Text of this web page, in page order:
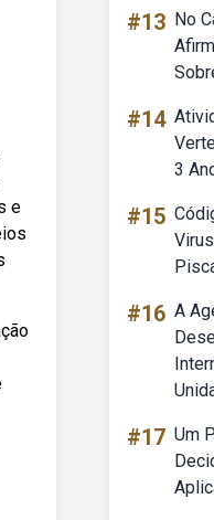
e
#13 No
#14
3
#15
#16 A
#17 Um